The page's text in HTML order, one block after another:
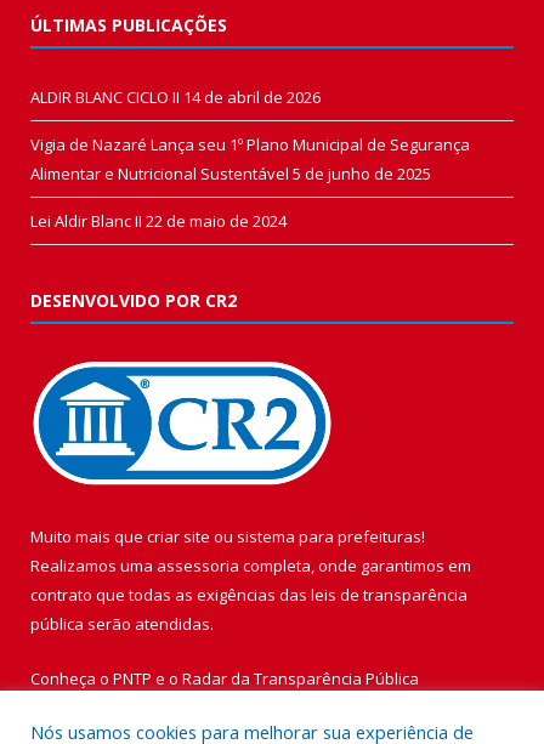
ÚLTIMAS PUBLICAÇÕES
ALDIR BLANC CICLO II 14 de abril de 2026
Vigia de Nazaré Lança seu 1º Plano Municipal de Segurança
Alimentar e Nutricional Sustentável 5 de junho de 2025
Lei Aldir Blanc II 22 de maio de 2024
DESENVOLVIDO POR CR2
Muito mais que criar site ou sistema para prefeituras!
Realizamos uma assessoria completa, onde garantimos em
contrato que todas as exigências das leis de transparência
pública serão atendidas.
Conheça o PNTP e o Radar da Transparência Pública
Nós usamos cookies para melhorar sua experiência de